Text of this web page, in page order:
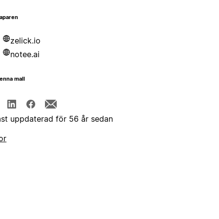
zelick.io
notee.ai
mall
uppdaterad för 56 år sedan